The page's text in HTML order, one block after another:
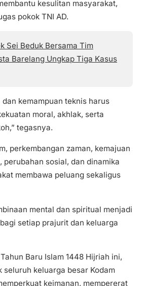
kesulitan masyarakat,
pokok TNI AD.
Sei Beduk Bersama Tim
Barelang Ungkap Tiga Kasus
dan kemampuan teknis harus
moral, akhlak, serta
tegasnya.
perkembangan zaman, kemajuan
sosial, dan dinamika
membawa peluang sekaligus
mental dan spiritual menjadi
setiap prajurit dan keluarga
Baru Islam 1448 Hijriah ini,
seluruh keluarga besar Kodam
keimanan, mempererat